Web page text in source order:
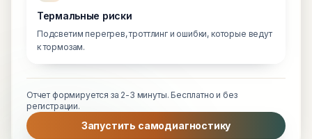
Термальные риски
Подсветим перегрев, троттлинг и ошибки, которые ведут
к тормозам.
Отчет формируется за 2-3 минуты. Бесплатно и без
регистрации.
Запустить самодиагностику